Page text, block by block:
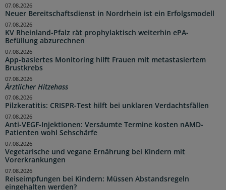
Neuer Bereitschaftsdienst in Nordrhein ist ein Erfolgsmodell
07.08.2026
KV Rheinland-Pfalz rät prophylaktisch weiterhin ePA-
Befüllung abzurechnen
07.08.2026
App-basiertes Monitoring hilft Frauen mit metastasiertem
Brustkrebs
07.08.2026
Ärztlicher Hitzehass
07.08.2026
Pilzkeratitis: CRISPR-Test hilft bei unklaren Verdachtsfällen
07.08.2026
Anti-VEGF-Injektionen: Versäumte Termine kosten nAMD-
Patienten wohl Sehschärfe
07.08.2026
Vegetarische und vegane Ernährung bei Kindern mit
Vorerkrankungen
07.08.2026
Reiseimpfungen bei Kindern: Müssen Abstandsregeln
eingehalten werden?
07.08.2026